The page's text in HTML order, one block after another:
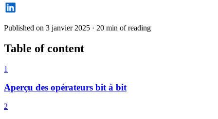
Published on 3 janvier 2025 · 20 min of reading
Table of content
1
Aperçu des opérateurs bit à bit
2